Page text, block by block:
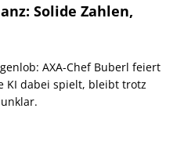
Solide Zahlen,
AXA-Chef Buberl feiert
KI dabei spielt, bleibt trotz